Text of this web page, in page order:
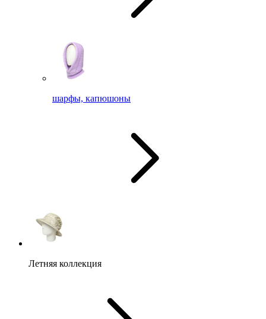
шарфы, капюшоны
Летняя коллекция